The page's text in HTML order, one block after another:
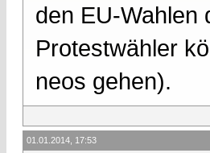
den EU-Wahlen
Protestwähler
neos gehen).
01.01.2014, 17:53